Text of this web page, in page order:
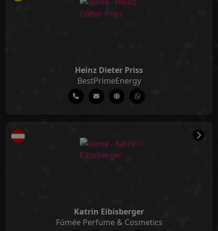
Heinz Dieter Priss
BestPrimeEnergy
Katrin Eibisberger
Fúmée Perfume & Cosmetics